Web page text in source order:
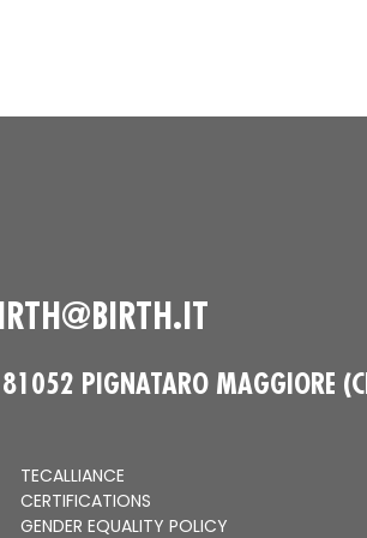
PIGNATARO MAGGIORE
TECALLIANCE
CERTIFICATIONS
GENDER EQUALITY POLICY